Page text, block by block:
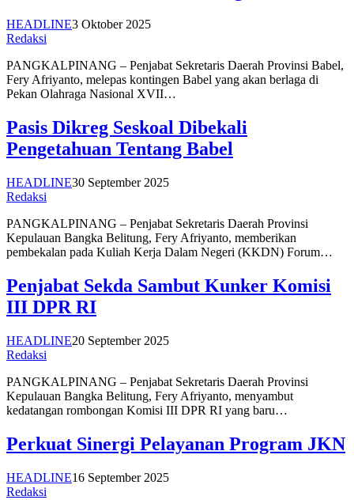
HEADLINE3 Oktober 2025
Redaksi
PANGKALPINANG – Penjabat Sekretaris Daerah Provinsi Babel,
Fery Afriyanto, melepas kontingen Babel yang akan berlaga di
Pekan Olahraga Nasional XVII…
Pasis Dikreg Seskoal Dibekali
Pengetahuan Tentang Babel
HEADLINE30 September 2025
Redaksi
PANGKALPINANG – Penjabat Sekretaris Daerah Provinsi
Kepulauan Bangka Belitung, Fery Afriyanto, memberikan
pembekalan pada Kuliah Kerja Dalam Negeri (KKDN) Forum…
Penjabat Sekda Sambut Kunker Komisi
III DPR RI
HEADLINE20 September 2025
Redaksi
PANGKALPINANG – Penjabat Sekretaris Daerah Provinsi
Kepulauan Bangka Belitung, Fery Afriyanto, menyambut
kedatangan rombongan Komisi III DPR RI yang baru…
Perkuat Sinergi Pelayanan Program JKN
HEADLINE16 September 2025
Redaksi